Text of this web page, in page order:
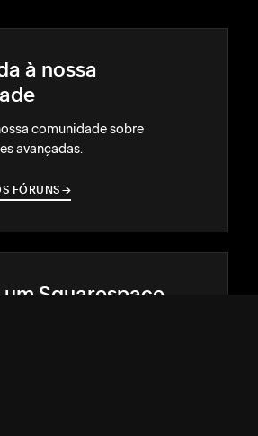
à nossa
comunidade sobre
avançadas.
FÓRUNS →
→
Squarespace